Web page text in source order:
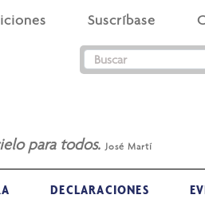
Suscríbase
para todos. José Martí
DECLARACIONES